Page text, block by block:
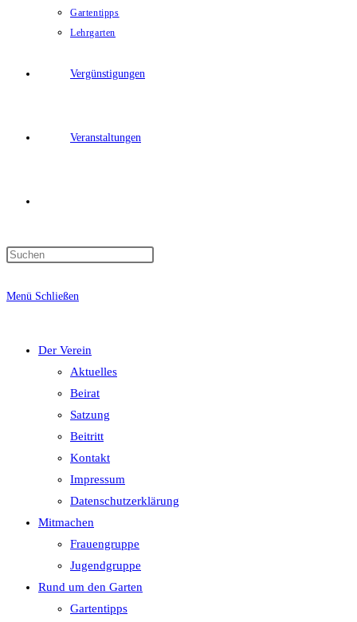
Gartentipps
Lehrgarten
Vergünstigungen
Veranstaltungen
Suche
Menü Schließen
Der Verein
Aktuelles
Beirat
Satzung
Beitritt
Kontakt
Impressum
Datenschutzerklärung
Mitmachen
Frauengruppe
Jugendgruppe
Rund um den Garten
Gartentipps